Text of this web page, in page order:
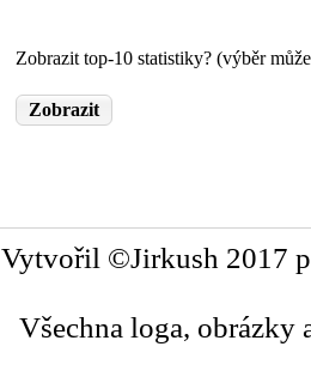
Zobrazit top-10 statistiky? (výběr
Vytvořil ©Jirkush 2017
Všechna loga,